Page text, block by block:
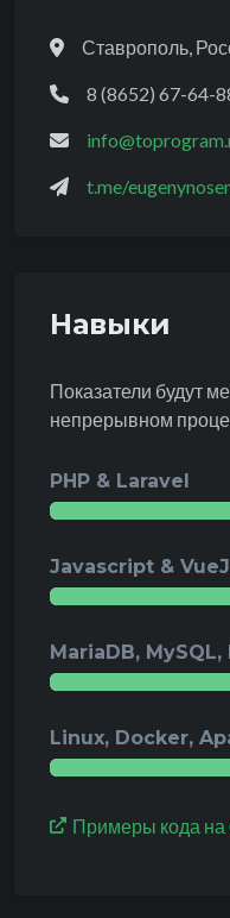
Основная
Адрес :
Ставрополь,
Телефон:
8 (8652) 67-64-
Email:
Telegram:
t.me/
Навыки
Показатели будут
непрерывном
PHP & Laravel
Javascript &
MariaDB,
Linux, Docker,
Примеры кода на